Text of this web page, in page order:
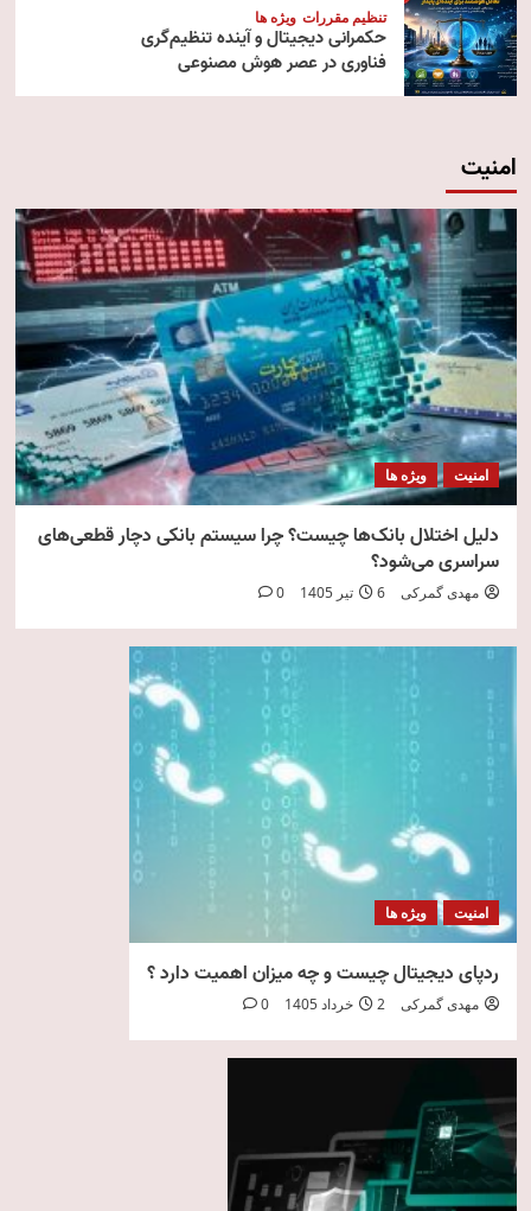
تنظیم مقررات ویژه ها
حکمرانی دیجیتال و آینده تنظیم‌گری
فناوری در عصر هوش مصنوعی
امنیت
امنیت ویژه ها
دلیل اختلال بانک‌ها چیست؟ چرا سیستم بانکی دچار قطعی‌های
سراسری می‌شود؟
مهدی گمرکی 6 تیر 1405 0
امنیت ویژه ها
ردپای دیجیتال چیست و چه میزان اهمیت دارد ؟
مهدی گمرکی 2 خرداد 1405 0